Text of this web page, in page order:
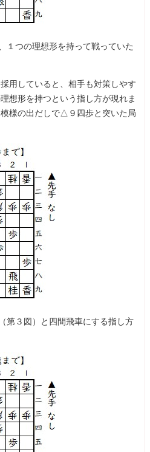
１つの理想形を持って戦っていた
用していると、相手も対策しやす
想形を持つという指し方が現れま
様の出だしで△９四歩と突いた局
３図）と四間飛車にする指し方